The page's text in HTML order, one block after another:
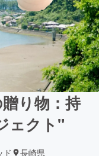
り物：持
ェクト"
ド 長崎県